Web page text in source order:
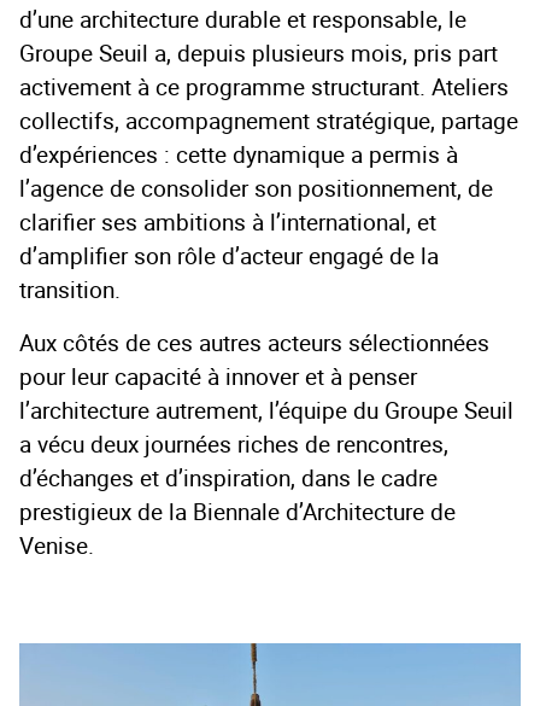
d’une architecture durable et responsable, le
Groupe Seuil a, depuis plusieurs mois, pris part
activement à ce programme structurant. Ateliers
collectifs, accompagnement stratégique, partage
d’expériences : cette dynamique a permis à
l’agence de consolider son positionnement, de
clarifier ses ambitions à l’international, et
d’amplifier son rôle d’acteur engagé de la
transition.
Aux côtés de ces autres acteurs sélectionnées
pour leur capacité à innover et à penser
l’architecture autrement, l’équipe du Groupe Seuil
a vécu deux journées riches de rencontres,
d’échanges et d’inspiration, dans le cadre
prestigieux de la Biennale d’Architecture de
Venise.